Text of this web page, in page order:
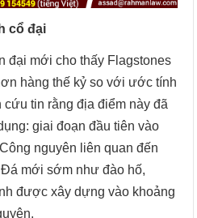
cổ đại
đại mới cho thấy Flagstones
hàng thế kỷ so với ước tính
tin rằng địa điểm này đã
giai đoạn đầu tiên vào
nguyên liên quan đến
mới sớm như đào hố,
được xây dựng vào khoảng